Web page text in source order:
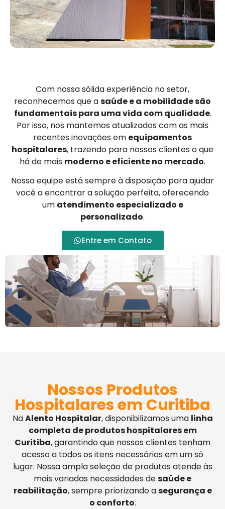
Com nossa sólida experiência no setor,
reconhecemos que asaúde e a mobilidade são
fundamentais para uma vida com qualidade.
Por isso, nos mantemos atualizados com as mais
recentes inovações em equipamentos
hospitalares, trazendo para nossos clientes o que
há de mais moderno e eficiente no mercado.
Nossa equipe está sempre à disposição para ajudar
você a encontrar a solução perfeita, oferecendo
um atendimento especializado e
personalizado.
Entre em Contato
Nossos Produtos
Hospitalares em Curitiba
NaAlento Hospitalar, disponibilizamos uma linha
completa de produtos hospitalares em
Curitiba, garantindo que nossos clientes tenham
acesso a todos os itens necessários em um só
lugar. Nossa ampla seleção de produtos atende às
mais variadas necessidades desaúde e
reabilitação, sempre priorizando asegurança e
o conforto.